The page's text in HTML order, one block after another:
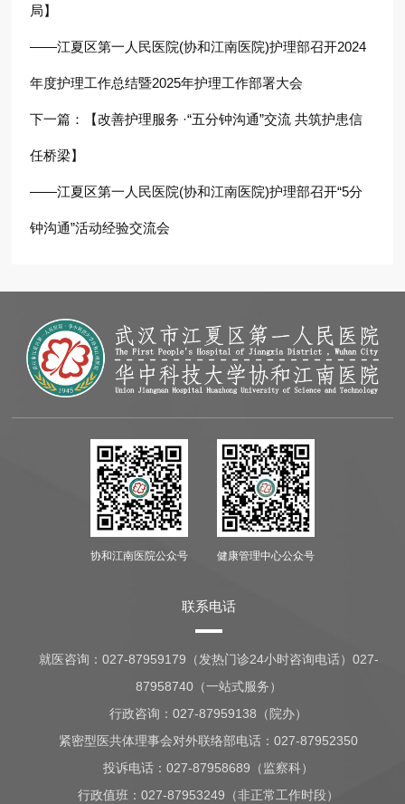
局】
——江夏区第一人民医院(协和江南医院)护理部召开2024
年度护理工作总结暨2025年护理工作部署大会
下一篇： 【改善护理服务 ·“五分钟沟通”交流 共筑护患信
任桥梁】
——江夏区第一人民医院(协和江南医院)护理部召开“5分
钟沟通”活动经验交流会
协和江南医院公众号 健康管理中心公众号
联系电话
就医咨询： 027-87959179（发热门诊24小时咨询电话）027-
87958740（一站式服务）
行政咨询：027-87959138（院办）
紧密型医共体理事会对外联络部电话：027-87952350
投诉电话：027-87958689（监察科）
行政值班：027-87953249（非正常工作时段）